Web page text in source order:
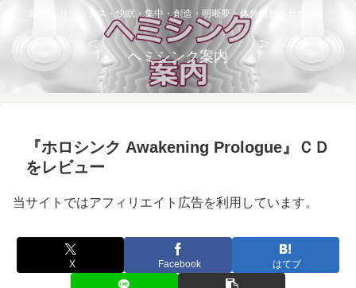
瞑想・リラックス・快眠・集中・創造・明晰夢・体外離脱をサポート
ヘミシンク案内
『ホロシンク Awakening Prologue』ＣＤ
をレビュー
当サイトではアフィリエイト広告を利用しています。
X Facebook はてブ